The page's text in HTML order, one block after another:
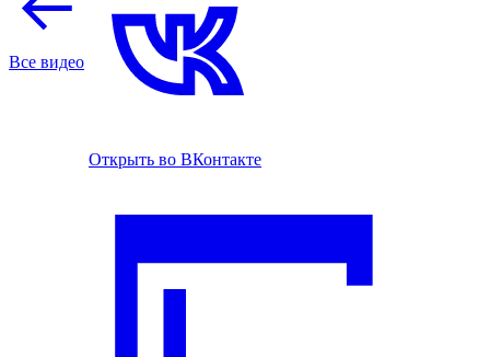
Все видео
Открыть во ВКонтакте